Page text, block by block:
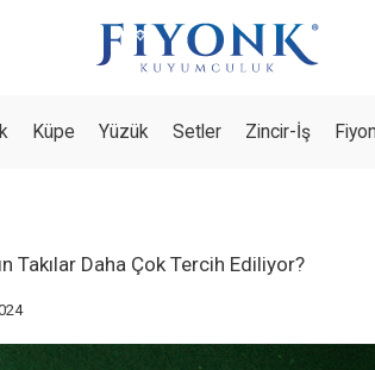
Küpe Yüzük Setler Zincir-İş
Takılar Daha Çok Tercih Ediliyor?